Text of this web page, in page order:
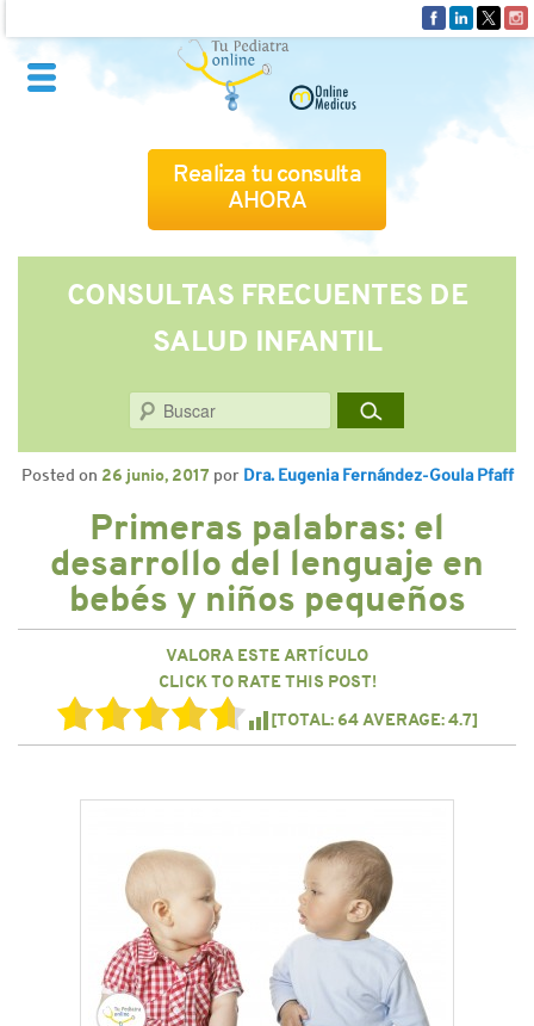
Realiza tu consulta
AHORA
QUIÉNES SOMOS
CÓMO FUNCIONA
CUADRO MÉDICO
CONSULTAS FRECUENTES
CONTACTO
CONSULTAS FRECUENTES DE
SALUD INFANTIL
Posted on 26 junio, 2017 por Dra. Eugenia Fernández-Goula Pfaff
Primeras palabras: el
desarrollo del lenguaje en
bebés y niños pequeños
VALORA ESTE ARTÍCULO
CLICK TO RATE THIS POST!
[TOTAL: 64AVERAGE:4.7]